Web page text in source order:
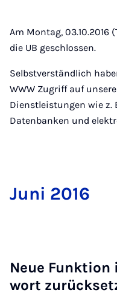
Am Montag, 03.10.2016
die UB geschlossen.
Selbstverständlich
WWW Zugriff auf
Dienstleistungen wie z.
Datenbanken und
Ju­ni 2016
Neue
wort